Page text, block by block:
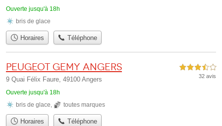
Ouverte jusqu'à 18h
bris de glace
Horaires Téléphone
Peugeot Gemy Angers
9 Quai Félix Faure, 49100 Angers
Ouverte jusqu'à 18h
3,5 étoiles sur 5
32 avis
bris de glace, toutes marques
Horaires Téléphone